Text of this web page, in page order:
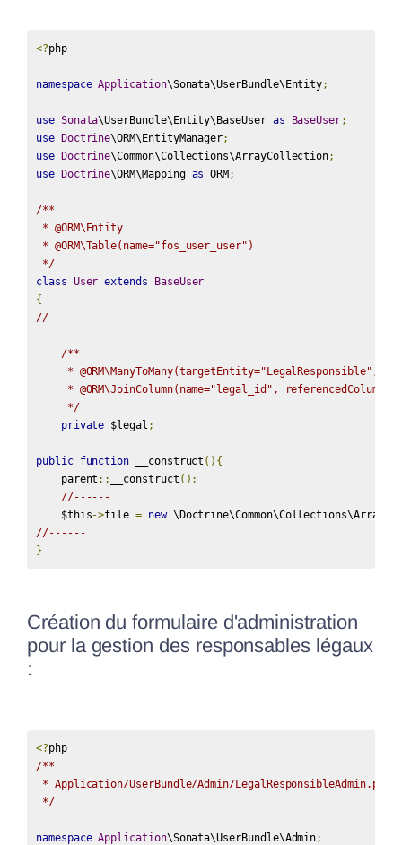
<?php
namespace Application\Sonata\UserBundle\Entity;
use Sonata\UserBundle\Entity\BaseUser as BaseUser;
use Doctrine\ORM\EntityManager;
use Doctrine\Common\Collections\ArrayCollection;
use Doctrine\ORM\Mapping as ORM;
/**
* @ORM\Entity
* @ORM\Table(name="fos_user_user")
*/
class User extends
BaseUser
{
//-----------
/**
* @ORM\ManyToMany(targetEntity="LegalResponsible",
* @ORM\JoinColumn(name="legal_id",
     */
private $legal ;
public function __construct (){
    parent
:: __construct ();
//------
    $this
->file = new
//------
}
Création du formulaire d'administration
pour la gestion des responsables légaux
:
<?
php
/**
* Application/UserBundle/Admin/LegalResponsibleAdmin.php
*/
namespace Application\Sonata\UserBundle\Admin;